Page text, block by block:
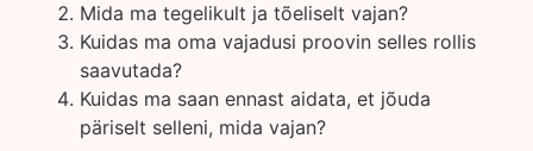
Mida ma tegelikult ja tõeliselt vajan?
Kuidas ma oma vajadusi proovin selles rollis
saavutada?
Kuidas ma saan ennast aidata, et jõuda
päriselt selleni, mida vajan?